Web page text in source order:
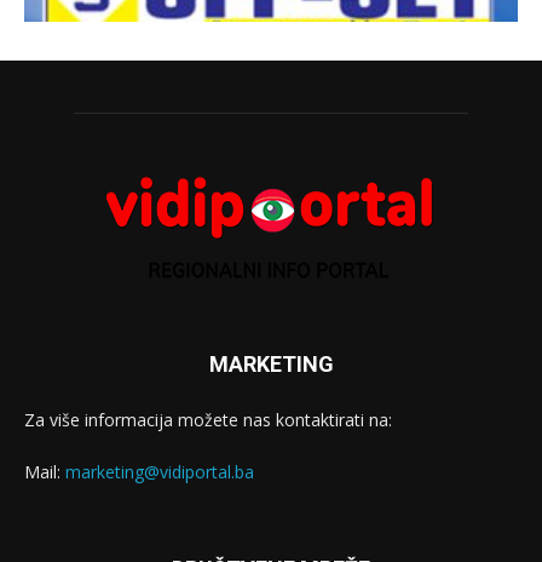
MARKETING
Za više informacija možete nas kontaktirati na:
Mail: marketing@vidiportal.ba